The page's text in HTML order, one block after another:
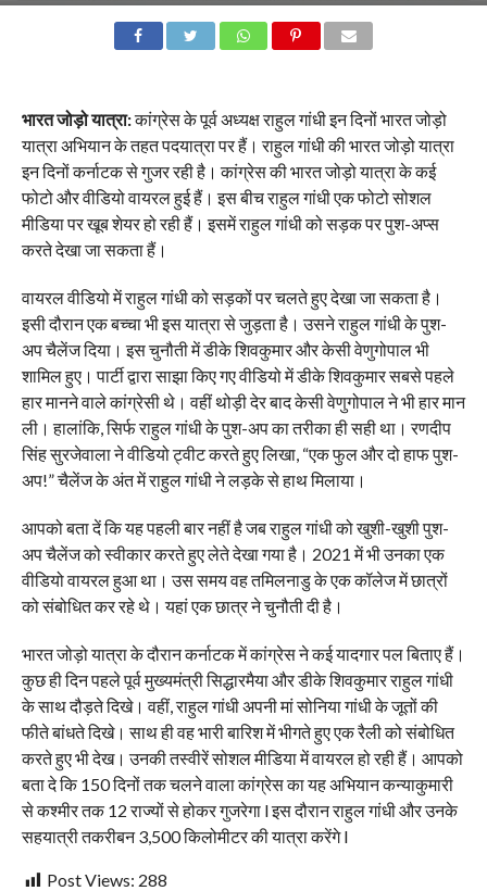
भारत जोड़ो यात्रा:कांग्रेस के पूर्व अध्‍यक्ष राहुल गांधी इन दिनों भारत जोड़ो
यात्रा अभियान के तहत पदयात्रा पर हैं। राहुल गांधी की भारत जोड़ो यात्रा
इन दिनों कर्नाटक से गुजर रही है। कांग्रेस की भारत जोड़ो यात्रा के कई
फोटो और वीडियो वायरल हुई हैं। इस बीच राहुल गांधी एक फोटो सोशल
मीडिया पर खूब शेयर हो रही हैं। इसमें राहुल गांधी को सड़क पर पुश-अप्स
करते देखा जा सकता हैं।
वायरल वीडियो में राहुल गांधी को सड़कों पर चलते हुए देखा जा सकता है।
इसी दौरान एक बच्चा भी इस यात्रा से जुड़ता है। उसने राहुल गांधी के पुश-
अप चैलेंज दिया। इस चुनौती में डीके शिवकुमार और केसी वेणुगोपाल भी
शामिल हुए। पार्टी द्वारा साझा किए गए वीडियो में डीके शिवकुमार सबसे पहले
हार मानने वाले कांग्रेसी थे। वहीं थोड़ी देर बाद केसी वेणुगोपाल ने भी हार मान
ली। हालांकि, सिर्फ राहुल गांधी के पुश-अप का तरीका ही सही था। रणदीप
सिंह सुरजेवाला ने वीडियो ट्वीट करते हुए लिखा, “एक फुल और दो हाफ पुश-
अप!” चैलेंज के अंत में राहुल गांधी ने लड़के से हाथ मिलाया।
आपको बता दें कि यह पहली बार नहीं है जब राहुल गांधी को खुशी-खुशी पुश-
अप चैलेंज को स्वीकार करते हुए लेते देखा गया है। 2021 में भी उनका एक
वीडियो वायरल हुआ था। उस समय वह तमिलनाडु के एक कॉलेज में छात्रों
को संबोधित कर रहे थे। यहां एक छात्र ने चुनौती दी है।
भारत जोड़ो यात्रा के दौरान कर्नाटक में कांग्रेस ने कई यादगार पल बिताए हैं।
कुछ ही दिन पहले पूर्व मुख्यमंत्री सिद्धारमैया और डीके शिवकुमार राहुल गांधी
के साथ दौड़ते दिखे। वहीं, राहुल गांधी अपनी मां सोनिया गांधी के जूतों की
फीते बांधते दिखे। साथ ही वह भारी बारिश में भीगते हुए एक रैली को संबोधित
करते हुए भी देख। उनकी तस्वीरें सोशल मीडिया में वायरल हो रही हैं। आपको
बता दे कि 150 दिनों तक चलने वाला कांग्रेस का यह अभियान कन्‍याकुमारी
से कश्‍मीर तक 12 राज्‍यों से होकर गुजरेगा l इस दौरान राहुल गांधी और उनके
सहयात्री तकरीबन 3,500 किलोमीटर की यात्रा करेंगे l
Post Views: 288